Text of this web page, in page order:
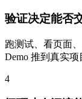
验证决定能否
跑测试、看页面
Demo 推到真实项
4